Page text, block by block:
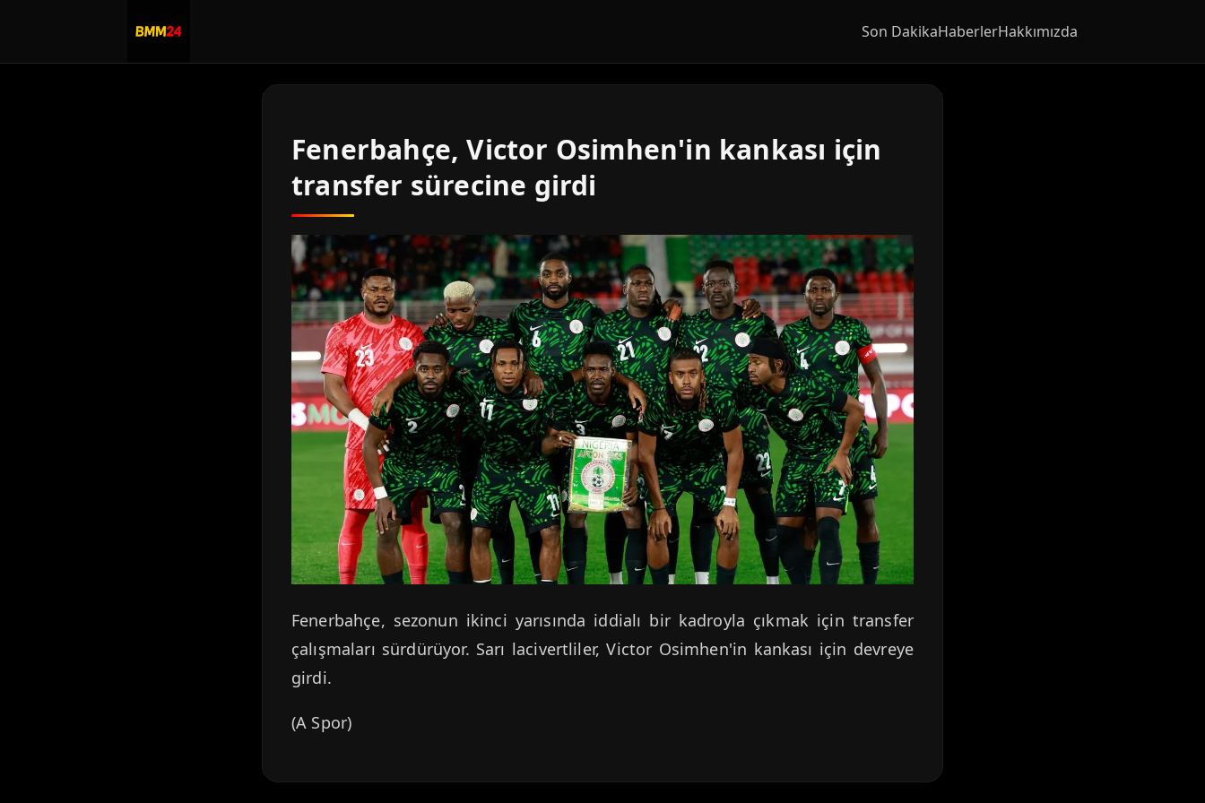
Son DakikaHaberlerHakkımızda
Fenerbahçe, Victor Osimhen'in kankası için
transfer sürecine girdi
Fenerbahçe, sezonun ikinci yarısında iddialı bir kadroyla çıkmak için transfer
çalışmaları sürdürüyor. Sarı lacivertliler, Victor Osimhen'in kankası için devreye
girdi.
(A Spor)